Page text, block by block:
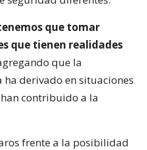
que tomar
que tienen realidades
que la
derivado en situaciones
contribuido a la
frente a la posibilidad